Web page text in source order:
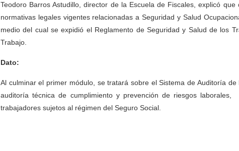
Teodoro Barros Astudillo, director de la Escuela de Fiscales, explicó
normativas legales vigentes relacionadas a Seguridad y Salud
medio del cual se expidió el Reglamento de Seguridad y Salud de los
Trabajo.
Dato:
Al culminar el primer módulo, se tratará sobre el Sistema de Auditoría
auditoría técnica de cumplimiento y prevención de riesgos
trabajadores sujetos al régimen del Seguro Social.